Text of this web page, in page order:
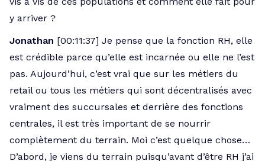
y arriver ?
Jonathan [00:11:37] Je pense que la fonction RH, elle
est crédible parce qu’elle est incarnée ou elle ne l’est
pas. Aujourd’hui, c’est vrai que sur les métiers du
retail ou tous les métiers qui sont décentralisés avec
vraiment des succursales et derrière des fonctions
centrales, il est très important de se nourrir
complètement du terrain. Moi c’est quelque chose…
D’abord, je viens du terrain puisqu’avant d’être RH j’ai